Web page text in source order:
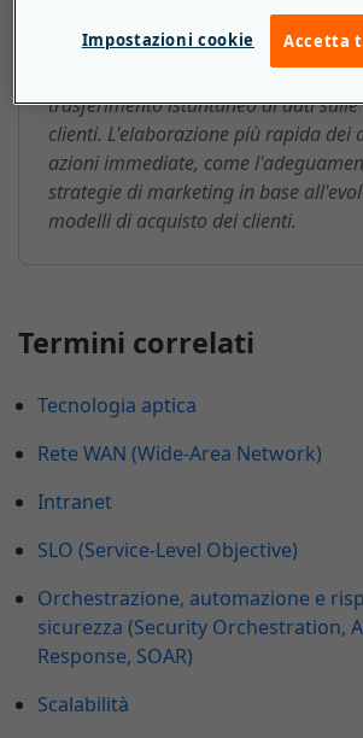
Queste tecnologie possono fornire
immediate su una serie di tendenze
una piccola o media impresa, come
trasferimento istantaneo di dati sulle
clienti. L'elaborazione più rapida dei
azioni immediate, come
strategie di marketing in base
modelli di acquisto dei clienti.
Termini correlati
Tecnologia aptica
Rete WAN (Wide-Area Network)
Intranet
SLO (Service-Level Objective)
Orchestrazione, automazione e
sicurezza (Security Orchestration,
Response, SOAR)
Scalabilità
Impostazioni cookie Accetta